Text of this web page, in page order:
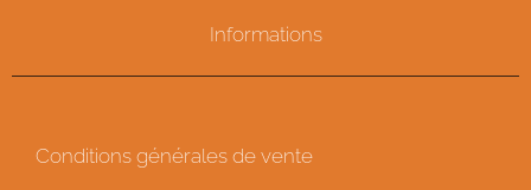
Informations
Conditions générales de vente